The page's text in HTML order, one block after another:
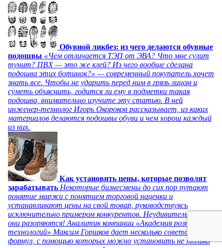
Обувной ликбез: из чего делаются обувные
подошвы «Чем отличается ТЭП от ЭВА? Что мне сулит
тунит? ПВХ — это же клей? Из чего вообще сделана
подошва этих ботинок?» — современный покупатель хочет
знать все. Чтобы не ударить перед ним в грязь лицом и
суметь объяснить, годится ли ему в подметки такая
подошва, внимательно изучите эту статью. В ней
инженер-технолог Игорь Окороков рассказывает, из каких
материалов делаются подошвы обуви и чем хорош каждый
из них.
Как установить цены, которые позволят
зарабатывать Некоторые бизнесмены до сих пор путают
понятие маржи с понятием торговой наценки и
устанавливают цены на свой товар, руководствуясь
исключительно примером конкурентов. Неудивительно, что
они разоряются! Аналитик компании «Академия розничных
технологий» Максим Горшков дает несколько советов и
формул, с помощью которых можно установить не только